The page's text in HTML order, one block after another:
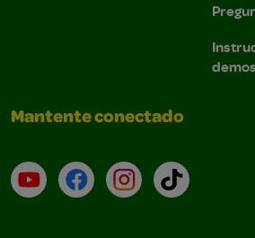
Mantente conectado
YouTube (en inglés)
Facebook (en inglés)
Instagram (en
TikTok